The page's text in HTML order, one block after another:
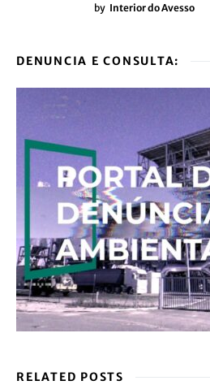
by Interior do Avesso
DENUNCIA E CONSULTA:
RELATED POSTS